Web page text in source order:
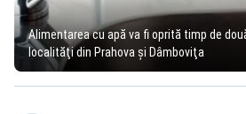
Alimentarea cu apă va fi oprită timp de
localităţi din Prahova şi Dâmboviţa